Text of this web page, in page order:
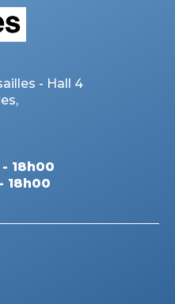
- Hall 4
18h00
18h00